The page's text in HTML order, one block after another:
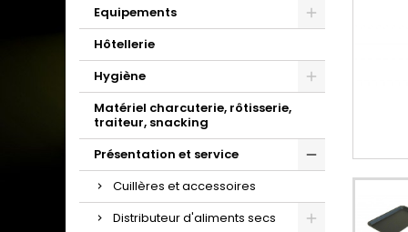
Equipements
Hôtellerie
Hygiène
Matériel charcuterie, rôtisserie,
traiteur, snacking
Présentation et service
Cuillères et accessoires
Distributeur d'aliments secs